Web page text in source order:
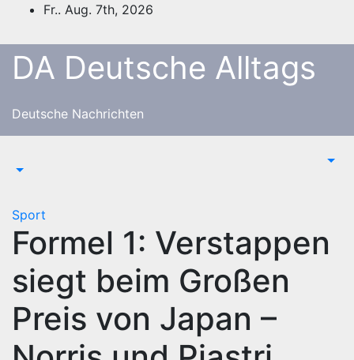
springen
Fr.. Aug. 7th, 2026
DA Deutsche Alltags
Deutsche Nachrichten
Sport
Formel 1: Verstappen
siegt beim Großen
Preis von Japan –